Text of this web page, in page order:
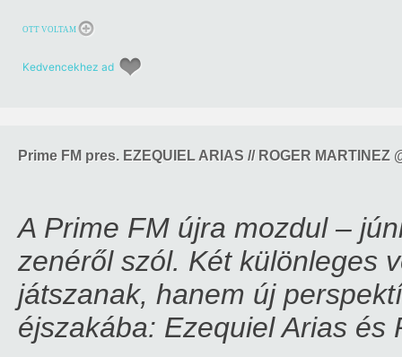
OTT VOLTAM
Kedvencekhez ad
Prime FM pres. EZEQUIEL ARIAS // ROGER MARTINEZ
A Prime FM újra mozdul –
zenéről szól. Két különleges
játszanak, hanem új
éjszakába: Ezequiel Arias és